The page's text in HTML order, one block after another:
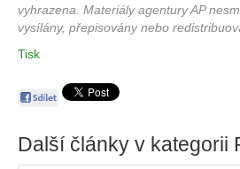
vyhrazena. Materiály agentury AP
vysílány, přepisovány nebo
Tisk
Další články v kategorii